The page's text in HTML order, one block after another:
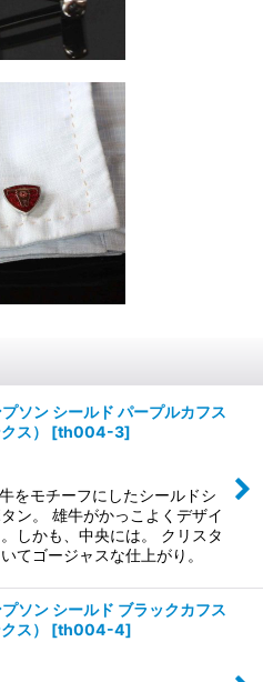
ソン シールド パープルカフス
ス）
[th004-3]
をモチーフにしたシールドシ
ン。 雄牛がかっこよくデザイ
しかも、中央には。 クリスタ
てゴージャスな仕上がり。
ソン シールド ブラックカフス
ス）
[th004-4]